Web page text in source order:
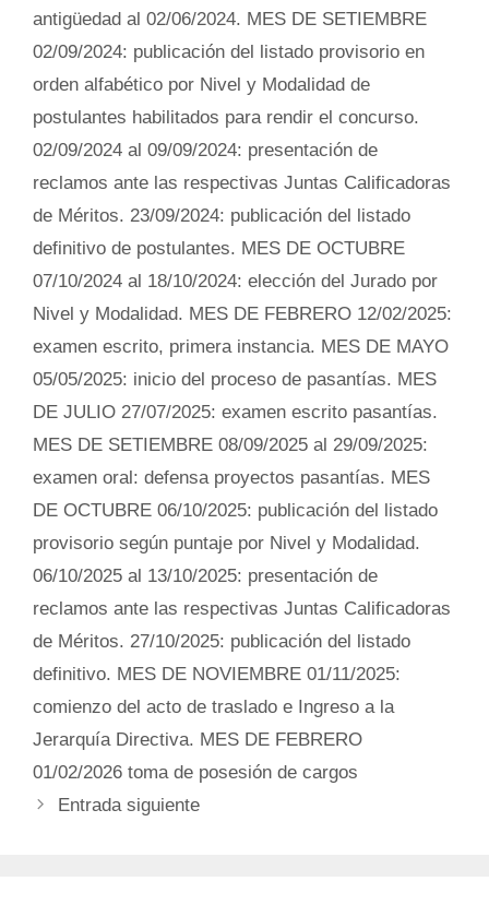
antigüedad al 02/06/2024. MES DE SETIEMBRE
02/09/2024: publicación del listado provisorio en
orden alfabético por Nivel y Modalidad de
postulantes habilitados para rendir el concurso.
02/09/2024 al 09/09/2024: presentación de
reclamos ante las respectivas Juntas Calificadoras
de Méritos. 23/09/2024: publicación del listado
definitivo de postulantes. MES DE OCTUBRE
07/10/2024 al 18/10/2024: elección del Jurado por
Nivel y Modalidad. MES DE FEBRERO 12/02/2025:
examen escrito, primera instancia. MES DE MAYO
05/05/2025: inicio del proceso de pasantías. MES
DE JULIO 27/07/2025: examen escrito pasantías.
MES DE SETIEMBRE 08/09/2025 al 29/09/2025:
examen oral: defensa proyectos pasantías. MES
DE OCTUBRE 06/10/2025: publicación del listado
provisorio según puntaje por Nivel y Modalidad.
06/10/2025 al 13/10/2025: presentación de
reclamos ante las respectivas Juntas Calificadoras
de Méritos. 27/10/2025: publicación del listado
definitivo. MES DE NOVIEMBRE 01/11/2025:
comienzo del acto de traslado e Ingreso a la
Jerarquía Directiva. MES DE FEBRERO
01/02/2026 toma de posesión de cargos
Entrada siguiente